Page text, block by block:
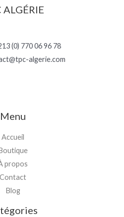
ALGÉRIE
(0) 770 06 96 78
algerie.com
Menu
Accueil
Boutique
propos
Contact
Blog